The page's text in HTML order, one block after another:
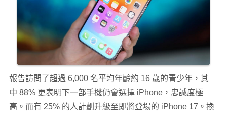
報告訪問了超過 6,000 名平均年齡約 16 歲的青少年，其
中 88% 更表明下一部手機仍會選擇 iPhone，忠誠度極
高。而有 25% 的人計劃升級至即將登場的 iPhone 17。換